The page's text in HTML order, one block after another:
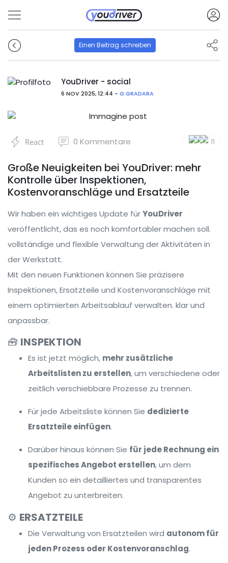
Einen Beitrag schreiben
YouDriver - social
6 NOV 2025, 12:44 - G.GRADARA
React 0 Kommentare 11
Große Neuigkeiten bei YouDriver: mehr
Kontrolle über Inspektionen,
Kostenvoranschläge und Ersatzteile
Wir haben ein wichtiges Update fürYouDriver
veröffentlicht, das es noch komfortabler machen soll.
vollständige und flexible Verwaltung der Aktivitäten in
der Werkstatt.
Mit den neuen Funktionen können Sie präzisere
Inspektionen, Ersatzteile und Kostenvoranschläge mit
einem optimierten Arbeitsablauf verwalten. klar und
anpassbar.
🧰 INSPEKTION
Es ist jetzt möglich, mehr zusätzliche
Arbeitslisten zu erstellen, um verschiedene oder
zeitlich verschiebbare Prozesse zu trennen.
Für jede Arbeitsliste können Sie dedizierte
Ersatzteile einfügen.
Darüber hinaus können Sie für jede Rechnung ein
spezifisches Angebot erstellen, um dem
Kunden so ein detailliertes und transparentes
Angebot zu unterbreiten.
⚙️ ERSATZTEILE
Die Verwaltung von Ersatzteilen wird autonom für
jeden Prozess oder Kostenvoranschlag.